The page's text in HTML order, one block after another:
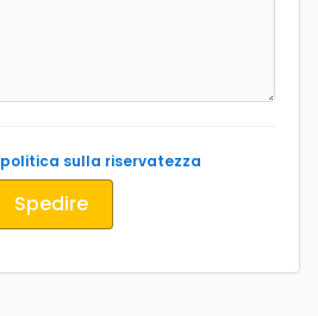
politica sulla riservatezza
Spedire